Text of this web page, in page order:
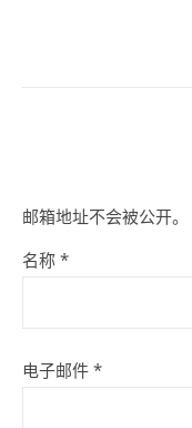
邮箱地址不会被公开。
名称 *
电子邮件 *